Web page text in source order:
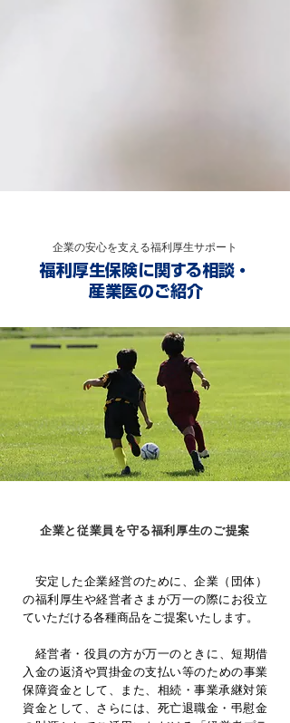
企業の安心を支える福利厚生サポート
福利厚生保険に関する相談・
産業医のご紹介
企業と従業員を守る福利厚生のご提案
安定した企業経営のために、企業（団体）
の福利厚生や経営者さまが万一の際にお役立
ていただける各種商品をご提案いたします。
経営者・役員の方が万一のときに、短期借
入金の返済や買掛金の支払い等のための事業
保障資金として、また、相続・事業承継対策
資金として、さらには、死亡退職金・弔慰金